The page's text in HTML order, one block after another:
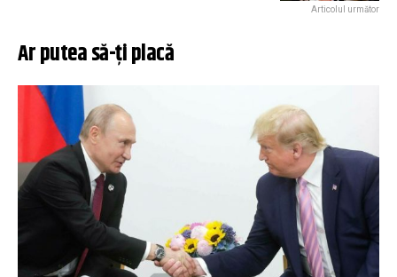
Articolul următor
Ar putea să-ți placă